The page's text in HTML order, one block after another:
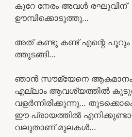
കുറേ നേരം അവൾ രഘുവിന്
ഊമ്പിക്കൊടുത്തു…
അത് കണ്ടു കണ്ട് എന്റെ പൂറും
ത്തുടങ്ങി…
ഞാൻ സൗമ്യേനെ ആകമാനം
എല്ലാം ആവശ്യത്തിൽ
വളർന്നിരിക്കുന്നു…
ഈ പ്രായത്തിൽ
വലുതാണ് മുലകൾ…